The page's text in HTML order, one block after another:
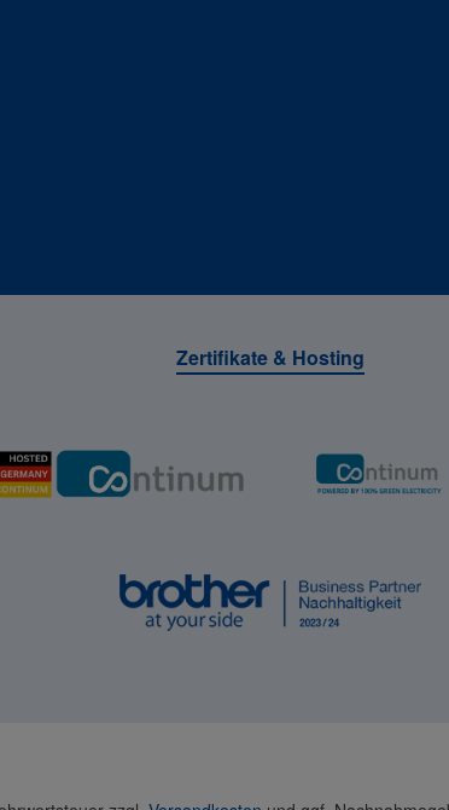
Zertifikate & Hosting